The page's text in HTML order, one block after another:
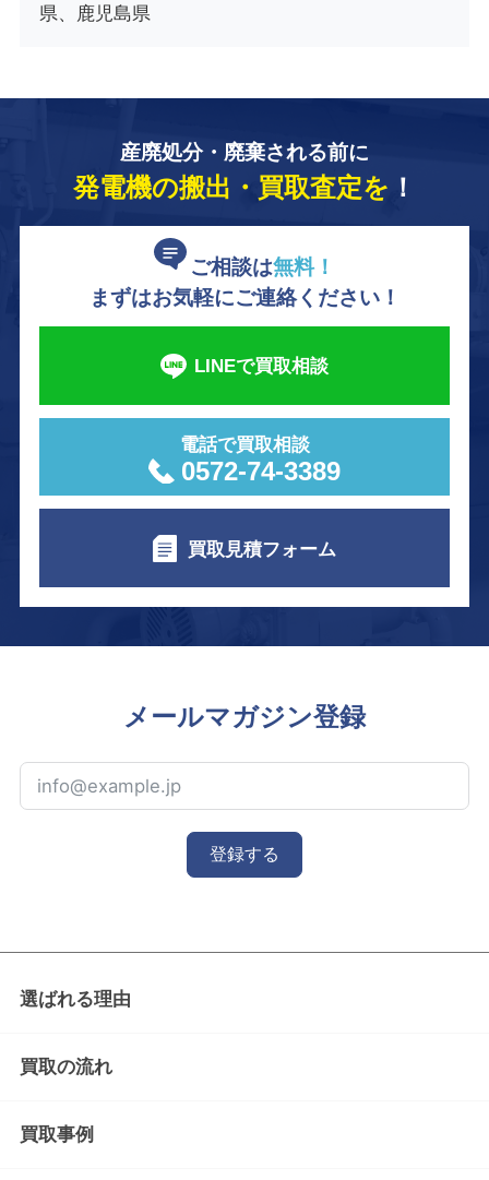
県、鹿児島県
産廃処分・廃棄される前に
発電機の搬出・買取査定を ！
ご相談は無料！
まずはお気軽にご連絡ください！
LINEで買取相談
電話で買取相談
0572-74-3389
買取見積フォーム
メールマガジン登録
登録する
選ばれる理由
買取の流れ
買取事例